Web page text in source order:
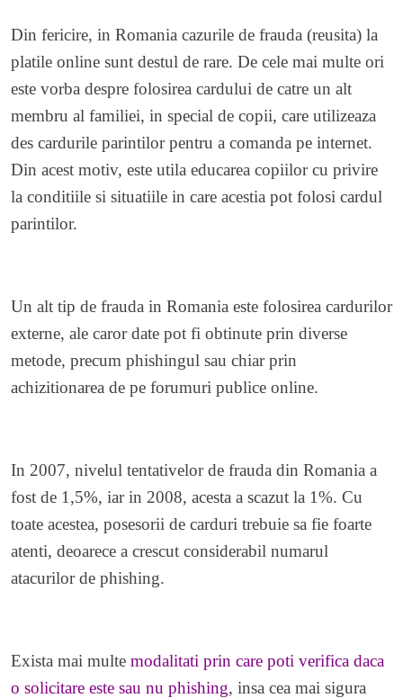
Din fericire, in Romania cazurile de frauda (reusita) la
platile online sunt destul de rare. De cele mai multe ori
este vorba despre folosirea cardului de catre un alt
membru al familiei, in special de copii, care utilizeaza
des cardurile parintilor pentru a comanda pe internet.
Din acest motiv, este utila educarea copiilor cu privire
la conditiile si situatiile in care acestia pot folosi cardul
parintilor.
Un alt tip de frauda in Romania este folosirea cardurilor
externe, ale caror date pot fi obtinute prin diverse
metode, precum phishingul sau chiar prin
achizitionarea de pe forumuri publice online.
In 2007, nivelul tentativelor de frauda din Romania a
fost de 1,5%, iar in 2008, acesta a scazut la 1%. Cu
toate acestea, posesorii de carduri trebuie sa fie foarte
atenti, deoarece a crescut considerabil numarul
atacurilor de phishing.
Exista mai multe modalitati prin care poti verifica daca
o solicitare este sau nu phishing, insa cea mai sigura